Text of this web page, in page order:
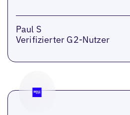
Paul S
Verifizierter G2-Nutzer